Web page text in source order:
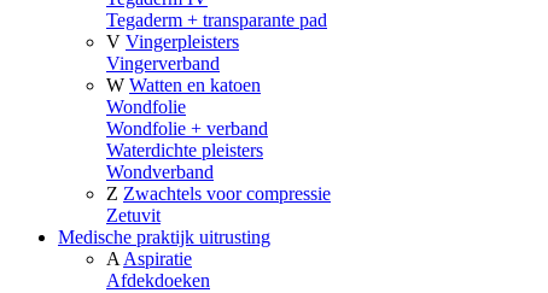
Tegaderm + transparante pad
V Vingerpleisters
Vingerverband
W Watten en katoen
Wondfolie
Wondfolie + verband
Waterdichte pleisters
Wondverband
Z Zwachtels voor compressie
Zetuvit
Medische praktijk uitrusting
A Aspiratie
Afdekdoeken